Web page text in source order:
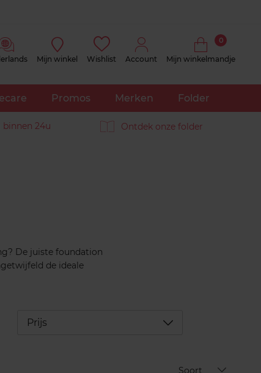
Mijn winkel Wishlist Account Mijn winkelmandje
0
Promos Merken Folder
binnen 24u Ontdek onze folder
De juiste foundation
de ideale
Prijs Déplier
Soort